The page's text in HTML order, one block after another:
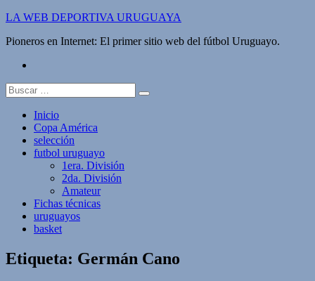
Saltar
contenido
LA WEB DEPORTIVA URUGUAYA
Pioneros en Internet: El primer sitio web del fútbol Uruguayo.
Buscar:
Inicio
Copa América
selección
futbol uruguayo
1era. División
2da. División
Amateur
Fichas técnicas
uruguayos
basket
Etiqueta: Germán Cano